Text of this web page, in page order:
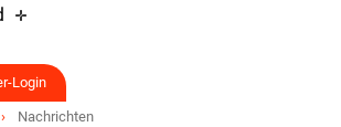
Login
Nachrichten